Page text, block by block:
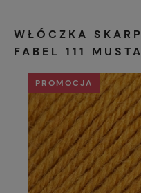
WŁÓCZKA
FABEL 111
PROMOCJA